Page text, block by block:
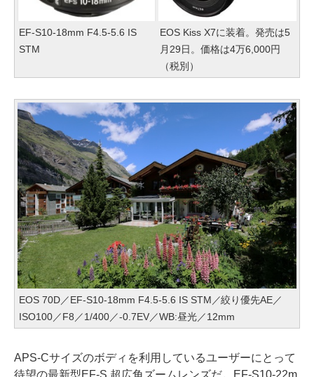
EF-S10-18mm F4.5-5.6 IS
STM
EOS Kiss X7に装着。発売は5
月29日。価格は4万6,000円
（税別）
EOS 70D／EF-S10-18mm F4.5-5.6 IS STM／絞り優先AE／
ISO100／F8／1/400／-0.7EV／WB:昼光／12mm
APS-Cサイズのボディを利用しているユーザーにとって